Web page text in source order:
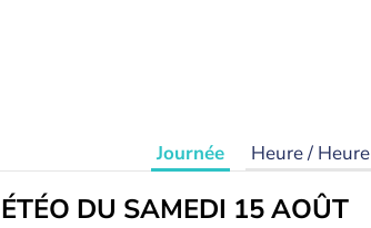
Journée Heure / Heure
DU SAMEDI 15 AOÛT